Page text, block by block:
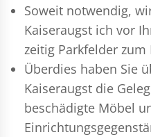
Soweit notwendig,
Kaiseraugst ich vor
zeitig Parkfelder
Überdies haben Sie
Kaiseraugst die
beschädigte Möbel